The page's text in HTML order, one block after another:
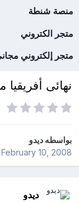
منصة شنطة
متجر الكتروني
متجر إلكتروني
نهائى
بواسطهديدو
February 10, 2008
ديدو